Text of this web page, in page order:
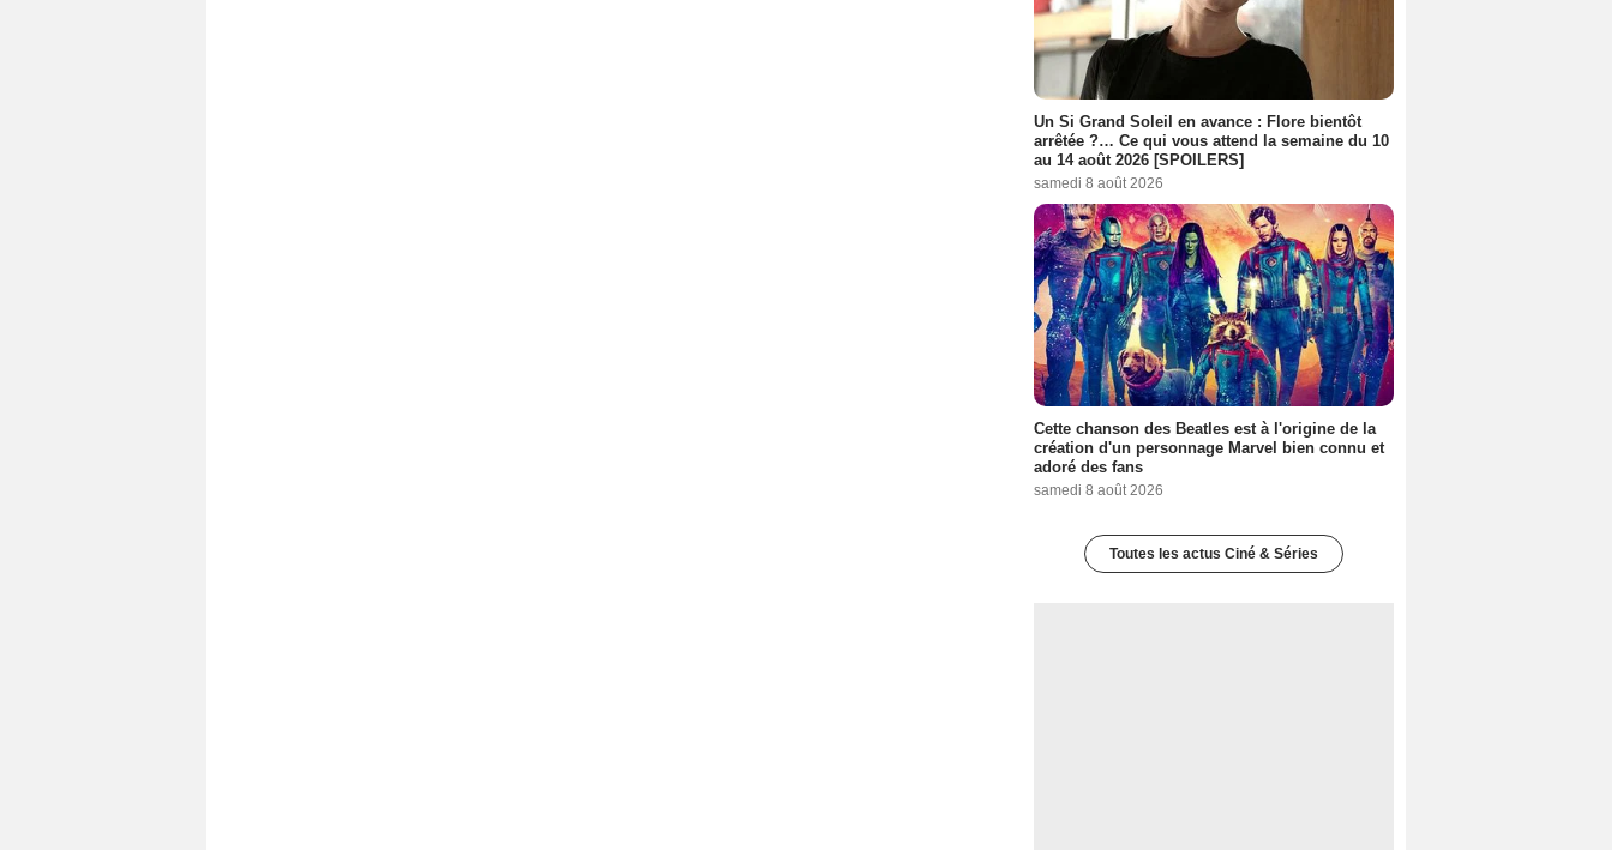
Un Si Grand Soleil en avance : Flore bientôt
arrêtée ?… Ce qui vous attend la semaine du 10
au 14 août 2026 [SPOILERS]
samedi 8 août 2026
Cette chanson des Beatles est à l'origine de la
création d'un personnage Marvel bien connu et
adoré des fans
samedi 8 août 2026
Toutes les actus Ciné & Séries